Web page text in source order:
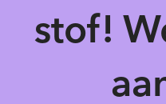
stof!